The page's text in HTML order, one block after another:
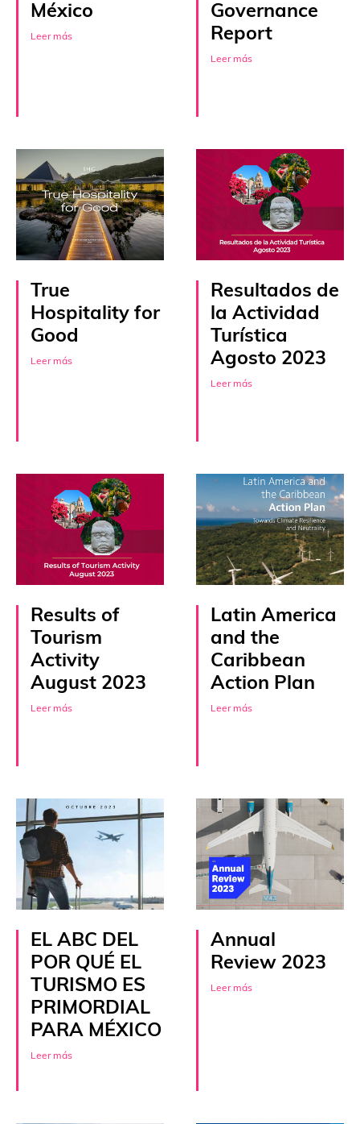
México
Leer más
Governance
Report
Leer más
True
Hospitality for
Good
Leer más
Resultados de
la Actividad
Turística
Agosto 2023
Leer más
Results of
Tourism
Activity
August 2023
Leer más
Latin America
and the
Caribbean
Action Plan
Leer más
EL ABC DEL
POR QUÉ EL
TURISMO ES
PRIMORDIAL
PARA MÉXICO
Leer más
Annual
Review 2023
Leer más